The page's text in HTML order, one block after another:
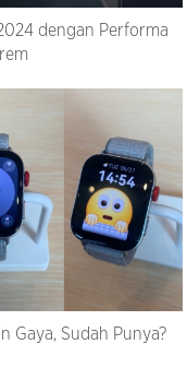
dengan Performa
Gaya, Sudah Punya?